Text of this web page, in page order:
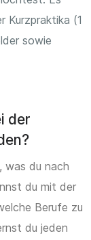
Kurzpraktika (1
sowie
der
was du nach
du mit der
Berufe zu
du jeden